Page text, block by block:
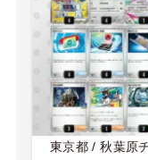
東京都 / 秋葉原